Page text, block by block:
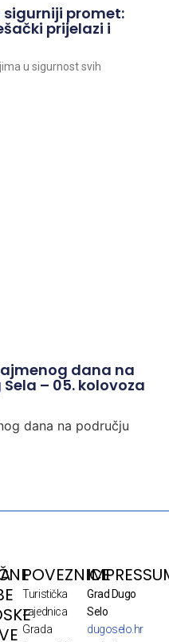
sigurniji promet:
prijelazi i
u sigurnost svih
dana na
– 05. kolovoza
dana na području
POVEZNICE
Turistička
zajednica
Grada
Grad Dugo
Selo
dugoselo.hr